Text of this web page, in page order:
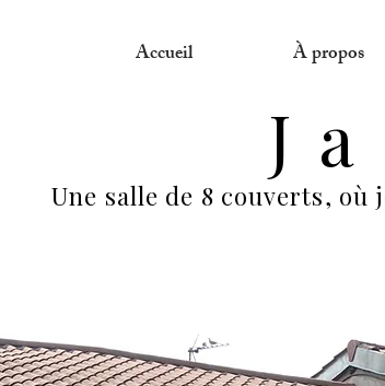
Accueil À propos
J
Une salle de 8 couverts,